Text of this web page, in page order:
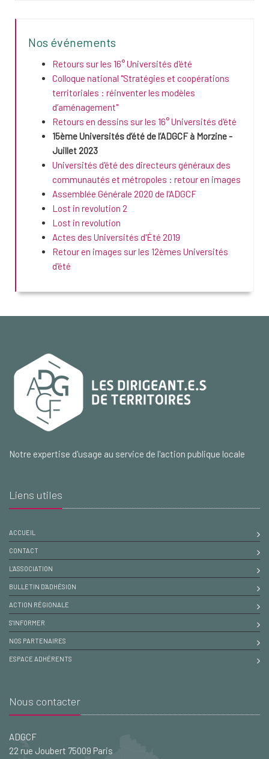
Nos événements
Retours sur les 16° Universités d'été
Colloque national "Stratégies et coopérations
territoriales : réinventer les modèles
d’aménagement"
Retours en dessins sur les 16° Universités d'été
15ème Universités d’été de l’ADGCF à Morzine -
Juillet 2023
Universités d'été des directeurs généraux des
communautés et métropoles : retour en images
Assemblée Générale 2020 de l'ADGCF
Lost in revolution 2
Lost in revolution
Actes des Universités d'Été 2019
Retour en images sur les 12èmes Universités
d'été
Notre expertise d'usage au service de l'action publique locale
Liens utiles
ACCUEIL
CONTACT
L'ASSOCIATION
BULLETIN D'ADHÉSION
ACTION RÉGIONALE
S'INFORMER
NOS PARTENAIRES
ESPACE ADHÉRENTS
Nous contacter
ADGCF
22 rue Joubert 75009 Paris